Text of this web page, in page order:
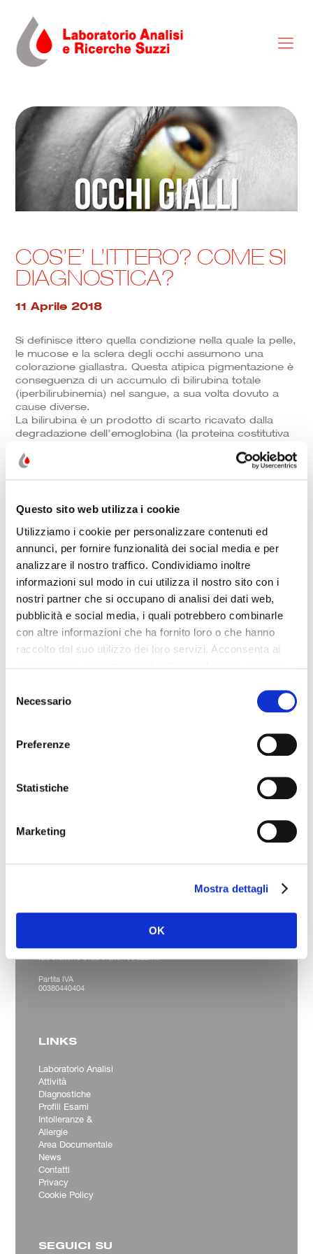
Questo sito web utilizza i cookie
Utilizziamo i cookie per personalizzare contenuti ed
annunci, per fornire funzionalità dei social media e per
analizzare il nostro traffico. Condividiamo inoltre
informazioni sul modo in cui utilizza il nostro sito con i
nostri partner che si occupano di analisi dei dati web,
pubblicità e social media, i quali potrebbero combinarle
con altre informazioni che ha fornito loro o che hanno
raccolto dal suo utilizzo dei loro servizi. Acconsenta ai
delNecessario
Preferenze
Statistiche
Marketing
Mostra dettagli
OK
COS’E’ L’ITTERO? COME SI
DIAGNOSTICA?
11 Aprile 2018
Si definisce ittero quella condizione nella quale la pelle,
le mucose e la sclera degli occhi assumono una
colorazione giallastra. Questa atipica pigmentazione è
conseguenza di un accumulo di bilirubina totale
(iperbilirubinemia) nel sangue, a sua volta dovuto a
cause diverse.
La bilirubina è un prodotto di scarto ricavato dalla
degradazione dell’emoglobina (la proteina costitutiva
modifica del colore della pelle è che si tratta di un
pigmento di color giallo-arancio prodotto dalla milza,
l’ittero sia visibile il livello di bilirubina deve superare
2,5 mg/dL. Un ittero lieve (sub-ittero), osservabile
esaminando le sclere alla luce naturale, è di solito
evidenziabile quando i valori della bilirubina sierica
sono compresi tra 1,5 – 2,5 mg/dL. L’ittero è una
condizione parafisiologica nel neonato, mentre è
frequentemente segno di patologia nell’adulto. Nella
maggior parte dei casi, l’ittero dipende da una
malattia del fegato o della cistifellea.
Dott. Suzzi Dino &
laboratorio@laboratoriosuzzi.it
Partita IVA
00380440404
LINKS
Laboratorio Analisi
Attività
Diagnostiche
Profili Esami
Intolleranze &
Allergie
Area Documentale
News
Contatti
Privacy
Cookie Policy
SEGUICI SU